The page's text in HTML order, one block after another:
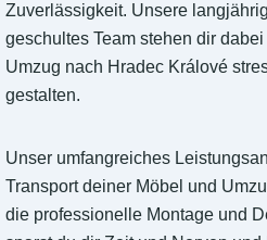
Zuverlässigkeit. Unsere
geschultes Team stehen dir
Umzug nach Hradec Králové
gestalten.
Unser umfangreiches
Transport deiner Möbel und
die professionelle Montage und